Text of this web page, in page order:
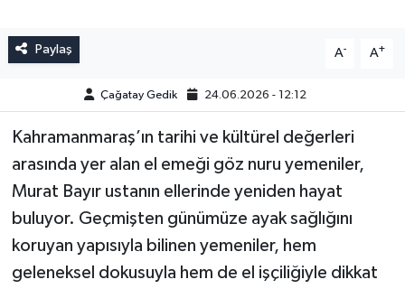
Paylaş A- A+
Çağatay Gedik 24.06.2026 - 12:12
Kahramanmaraş’ın tarihi ve kültürel değerleri
arasında yer alan el emeği göz nuru yemeniler,
Murat Bayır ustanın ellerinde yeniden hayat
buluyor. Geçmişten günümüze ayak sağlığını
koruyan yapısıyla bilinen yemeniler, hem
geleneksel dokusuyla hem de el işçiliğiyle dikkat